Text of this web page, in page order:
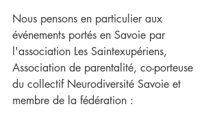
Nous pensons en particulier aux
événements portés en Savoie par
l'association Les Saintexupériens,
Association de parentalité, co-porteuse
du collectif Neurodiversité Savoie et
membre de la fédération :